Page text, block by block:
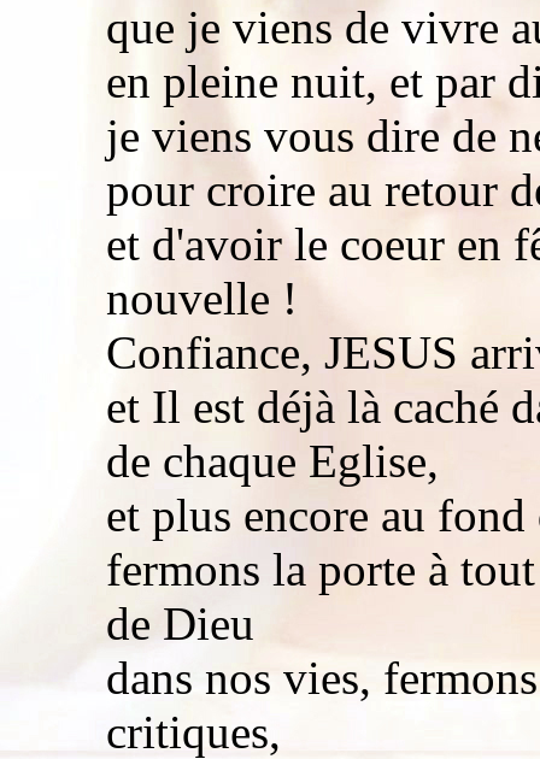
que je viens de vivre
en pleine nuit, et par
je viens vous dire de
pour croire au retour
et d'avoir le coeur en
nouvelle !
Confiance, JESUS
et Il est déjà là caché
de chaque Eglise,
et plus encore au fond
fermons la porte à
de Dieu
dans nos vies,
critiques,